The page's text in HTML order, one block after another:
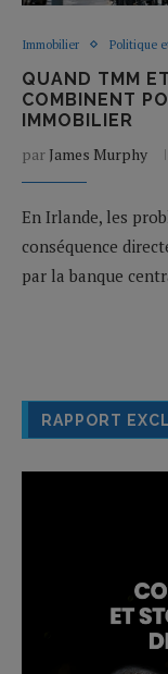
Immobilier Politique
QUAND TMM
COMBINENT
IMMOBILIER
par James Murphy
En Irlande, les
conséquence
par la banque
RAPPORT